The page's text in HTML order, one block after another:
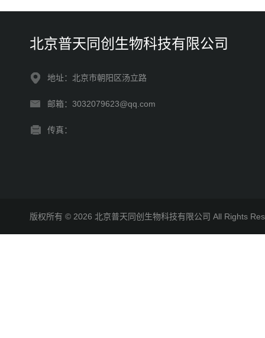
北京普天同创生物科技有限公司
地址：北京市朝阳区汤立路
邮箱：3032079623@qq.com
传真：
版权所有 © 2026 北京普天同创生物科技有限公司 All Rights